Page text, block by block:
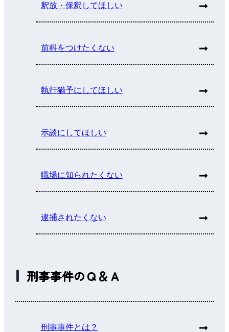
釈放・保釈してほしい
前科をつけたくない
執行猶予にしてほしい
示談にしてほしい
職場に知られたくない
逮捕されたくない
刑事事件のＱ＆Ａ
刑事事件とは？